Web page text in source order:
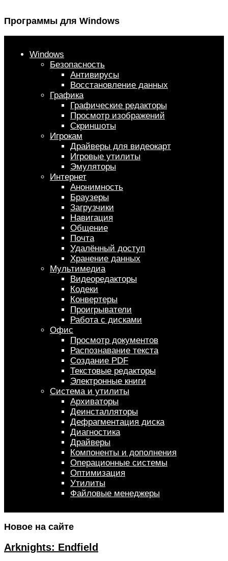
Программы для Windows
Windows
Безопасность
Антивирусы
Восстановление данных
Графика
Графические редакторы
Просмотр изображений
Скриншоты
Игрокам
Драйверы для видеокарт
Игровые утилиты
Эмуляторы
Интернет
Анонимность
Браузеры
Загрузчики
Навигация
Общение
Почта
Удалённый доступ
Хранение данных
Мультимедиа
Видеоредакторы
Кодеки
Конвертеры
Проигрыватели
Работа с дисками
Офис
Просмотр документов
Распознавание текста
Создание PDF
Текстовые редакторы
Электронные книги
Система и утилиты
Архиваторы
Деинсталляторы
Дефрагментация диска
Диагностика
Драйверы
Компоненты и дополнения
Операционные системы
Оптимизация
Утилиты
Файловые менеджеры
Новое на сайте
Arknights: Endfield